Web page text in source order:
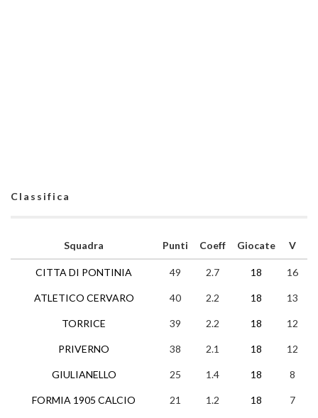
Classifica
Squadra
CITTA DI PONTINIA
ATLETICO CERVARO
TORRICE
PRIVERNO
GIULIANELLO
FORMIA 1905 CALCIO
Punti Coeff Giocate V
49 2.7 18 16
40 2.2 18 13
39 2.2 18 12
38 2.1 18 12
25 1.4 18 8
21 1.2 18 7